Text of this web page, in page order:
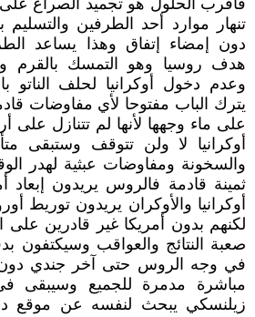
فأقرب الحلول هو تجميد الصراع
تنهار موارد أحد الطرفين والتسليم
دون إمضاء إتفاق وهذا يساعد
هدف روسيا وهو التمسك بالقرم
وعدم دخول أوكرانيا لحلف الناتو
يترك الباب مفتوحا لأي مفاوضات
على ماء وجهها لأنها لم تتنازل على
أوكرانيا لا ولن تتوقف وستبقى
والسخونة ومفاوضات عبثية لهدر
ثمينة قادمة فالروس يريدون
أوكرانيا والأوكران يريدون توريط
لكنهم بدون أمريكا غير قادرين
صعبة النتائج والعواقب وسيكتفون
في وجه الروس حتى آخر جندي
مباشرة مدمرة للجميع وسيبقى
زيلنسكي يبحث لنفسه عن موقع